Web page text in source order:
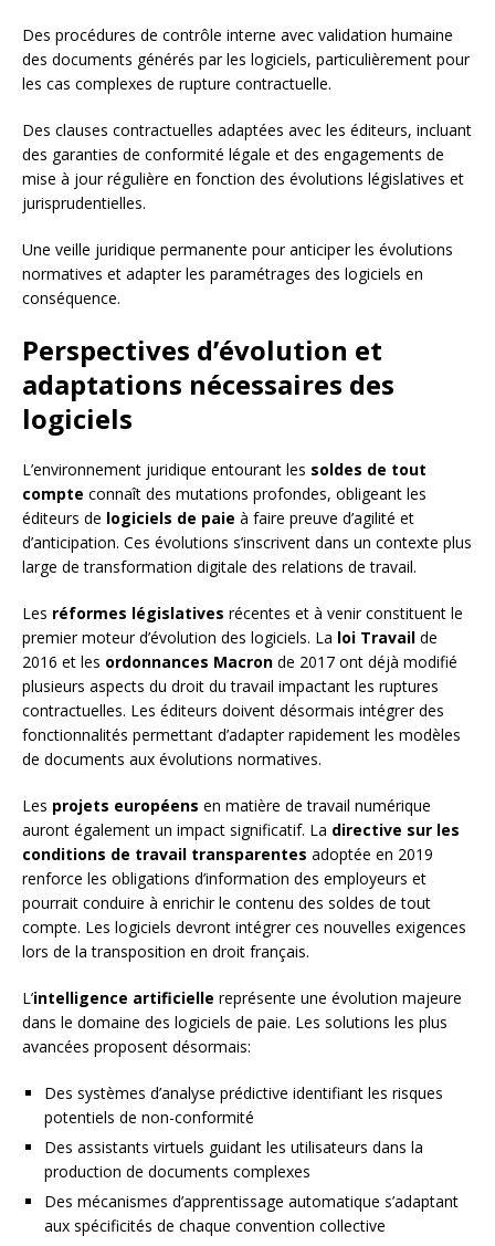
Des procédures de contrôle interne avec validation humaine
des documents générés par les logiciels, particulièrement pour
les cas complexes de rupture contractuelle.
Des clauses contractuelles adaptées avec les éditeurs, incluant
des garanties de conformité légale et des engagements de
mise à jour régulière en fonction des évolutions législatives et
jurisprudentielles.
Une veille juridique permanente pour anticiper les évolutions
normatives et adapter les paramétrages des logiciels en
conséquence.
Perspectives d’évolution et
adaptations nécessaires des
logiciels
L’environnement juridique entourant les soldes de tout
compte connaît des mutations profondes, obligeant les
éditeurs de logiciels de paie à faire preuve d’agilité et
d’anticipation. Ces évolutions s’inscrivent dans un contexte plus
large de transformation digitale des relations de travail.
Les réformes législatives récentes et à venir constituent le
premier moteur d’évolution des logiciels. La loi Travail de
2016 et les ordonnances Macron de 2017 ont déjà modifié
plusieurs aspects du droit du travail impactant les ruptures
contractuelles. Les éditeurs doivent désormais intégrer des
fonctionnalités permettant d’adapter rapidement les modèles
de documents aux évolutions normatives.
Les projets européens en matière de travail numérique
auront également un impact significatif. La directive sur les
conditions de travail transparentes adoptée en 2019
renforce les obligations d’information des employeurs et
pourrait conduire à enrichir le contenu des soldes de tout
compte. Les logiciels devront intégrer ces nouvelles exigences
lors de la transposition en droit français.
L’intelligence artificielle représente une évolution majeure
dans le domaine des logiciels de paie. Les solutions les plus
avancées proposent désormais:
Des systèmes d’analyse prédictive identifiant les risques
potentiels de non-conformité
Des assistants virtuels guidant les utilisateurs dans la
production de documents complexes
Des mécanismes d’apprentissage automatique s’adaptant
aux spécificités de chaque convention collective